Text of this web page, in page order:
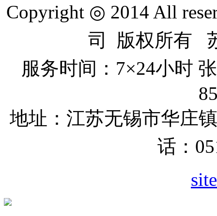
Copyright ◎ 2014 All
司 版权所有
服务时间：7×24小时
地址：江苏无锡市华庄
话：